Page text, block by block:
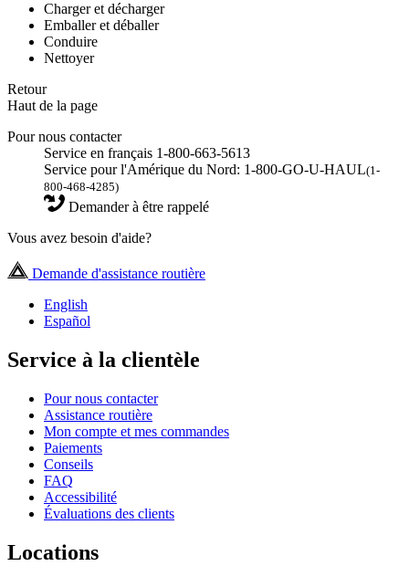
Charger et décharger
Emballer et déballer
Conduire
Nettoyer
Retour
Haut de la page
Pour nous contacter
Service en français 1-800-663-5613
Service pour l'Amérique du Nord: 1-800-GO-U-HAUL(1-
800-468-4285)
Demander à être rappelé
Vous avez besoin d'aide?
Demande d'assistance routière
English
Español
Service à la clientèle
Pour nous contacter
Assistance routière
Mon compte et mes commandes
Paiements
Conseils
FAQ
Accessibilité
Évaluations des clients
Locations